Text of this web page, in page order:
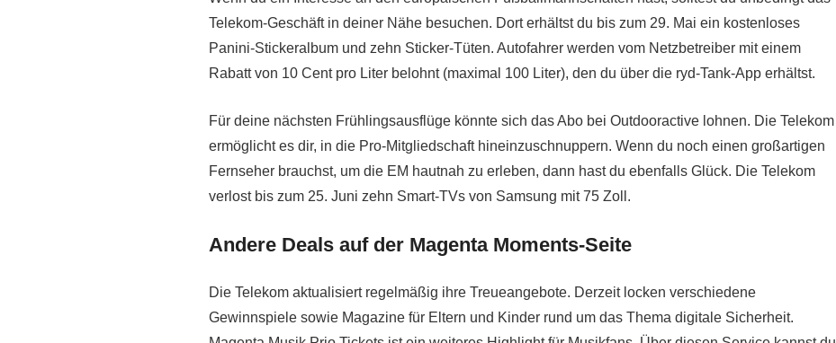
Telekom-Geschäft in deiner Nähe besuchen. Dort erhältst du bis zum 29. Mai ein kostenloses
Panini-Stickeralbum und zehn Sticker-Tüten. Autofahrer werden vom Netzbetreiber mit einem
Rabatt von 10 Cent pro Liter belohnt (maximal 100 Liter), den du über die ryd-Tank-App erhältst.
Für deine nächsten Frühlingsausflüge könnte sich das Abo bei Outdooractive lohnen. Die Telekom
ermöglicht es dir, in die Pro-Mitgliedschaft hineinzuschnuppern. Wenn du noch einen großartigen
Fernseher brauchst, um die EM hautnah zu erleben, dann hast du ebenfalls Glück. Die Telekom
verlost bis zum 25. Juni zehn Smart-TVs von Samsung mit 75 Zoll.
Andere Deals auf der Magenta Moments-Seite
Die Telekom aktualisiert regelmäßig ihre Treueangebote. Derzeit locken verschiedene
Gewinnspiele sowie Magazine für Eltern und Kinder rund um das Thema digitale Sicherheit.